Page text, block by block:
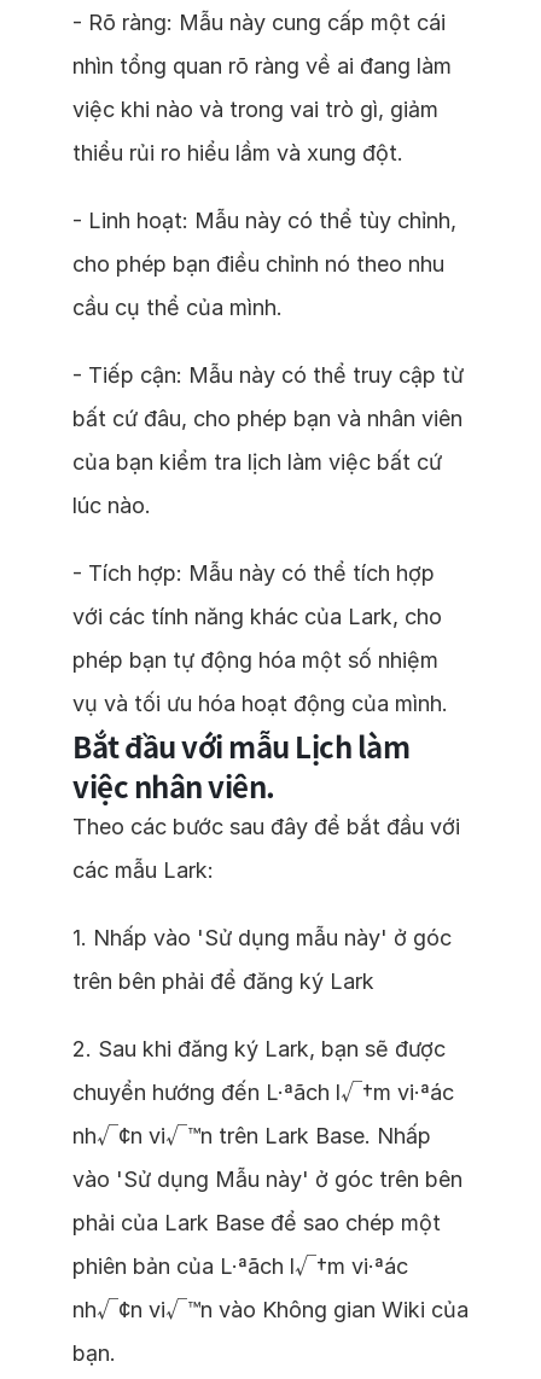
- Rõ ràng: Mẫu này cung cấp một cái
nhìn tổng quan rõ ràng về ai đang làm
việc khi nào và trong vai trò gì, giảm
thiểu rủi ro hiểu lầm và xung đột.
- Linh hoạt: Mẫu này có thể tùy chỉnh,
cho phép bạn điều chỉnh nó theo nhu
cầu cụ thể của mình.
- Tiếp cận: Mẫu này có thể truy cập từ
bất cứ đâu, cho phép bạn và nhân viên
của bạn kiểm tra lịch làm việc bất cứ
lúc nào.
- Tích hợp: Mẫu này có thể tích hợp
với các tính năng khác của Lark, cho
phép bạn tự động hóa một số nhiệm
vụ và tối ưu hóa hoạt động của mình.
Bắt đầu với mẫu Lịch làm
việc nhân viên.
Theo các bước sau đây để bắt đầu với
các mẫu Lark:
1. Nhấp vào 'Sử dụng mẫu này' ở góc
trên bên phải để đăng ký Lark
2. Sau khi đăng ký Lark, bạn sẽ được
chuyển hướng đến L·ªãch l√†m vi·ªác
nh√¢n vi√™n trên Lark Base. Nhấp
vào 'Sử dụng Mẫu này' ở góc trên bên
phải của Lark Base để sao chép một
phiên bản của L·ªãch l√†m vi·ªác
nh√¢n vi√™n vào Không gian Wiki của
bạn.